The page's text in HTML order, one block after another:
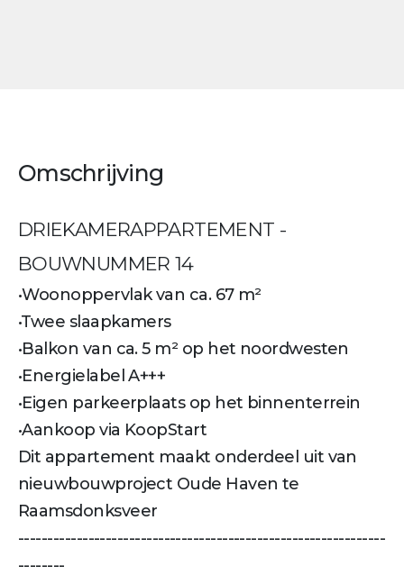
Omschrijving
DRIEKAMERAPPARTEMENT -
BOUWNUMMER 14
•Woonoppervlak van ca. 67 m²
•Twee slaapkamers
•Balkon van ca. 5 m² op het noordwesten
•Energielabel A+++
•Eigen parkeerplaats op het binnenterrein
•Aankoop via KoopStart
Dit appartement maakt onderdeel uit van
nieuwbouwproject Oude Haven te
Raamsdonksveer
---------------------------------------------------------------
--------